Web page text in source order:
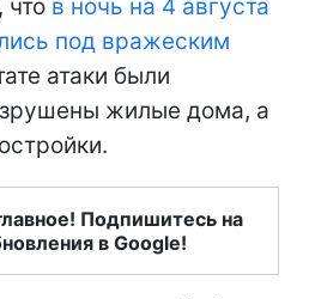
в ночь на 4 августа
под вражеским
атаки были
жилые дома, а
Подпишитесь на
в Google!